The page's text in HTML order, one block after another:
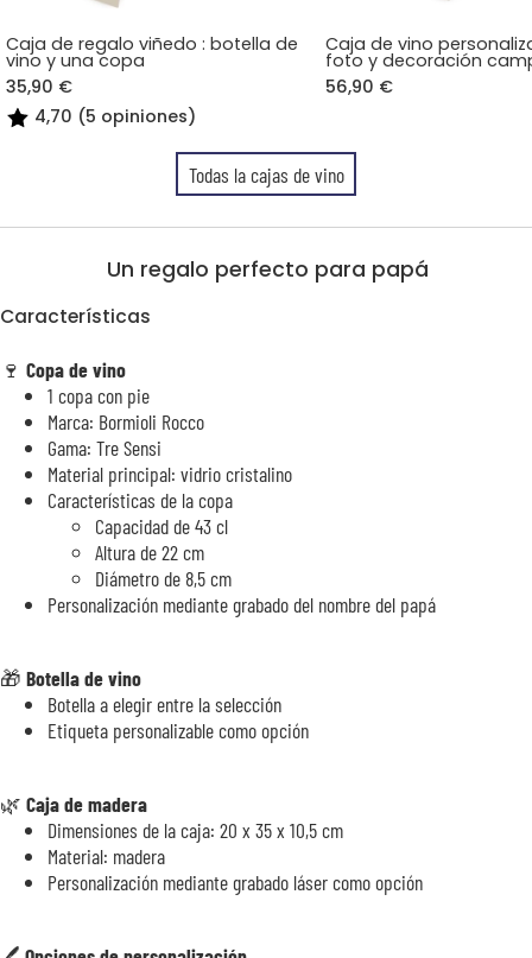
Caja de regalo viñedo : botella de
vino y una copa
35,90 €
4,70 (5 opiniones)
Caja de vino
foto y decoración
56,90 €
Todas la cajas de vino
Un regalo perfecto para papá
Características
🍷 Copa de vino
1 copa con pie
Marca: Bormioli Rocco
Gama: Tre Sensi
Material principal: vidrio cristalino
Características de la copa
Capacidad de 43 cl
Altura de 22 cm
Diámetro de 8,5 cm
Personalización mediante grabado del nombre del papá
🎁 Botella de vino
Botella a elegir entre la selección
Etiqueta personalizable como opción
🌿 Caja de madera
Dimensiones de la caja: 20 x 35 x 10,5 cm
Material: madera
Personalización mediante grabado láser como opción